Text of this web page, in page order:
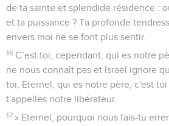
de ta sainte et splendide résidence :
et ta puissance ? Ta profonde
envers moi ne se font plus sentir.
16 C’est toi, cependant, qui es notre
ne nous connaît pas et Israël ignore
toi, Eternel, qui es notre père, c'est
t'appelles notre libérateur.
17 » Eternel, pourquoi nous fais-tu